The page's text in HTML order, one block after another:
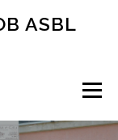
ASBL
Menü